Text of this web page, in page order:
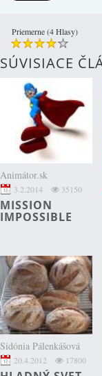
Priemerne (4 Hlasy)
SÚVISIACE
Animátor.sk
3.2.2014 35150
MISSION
IMPOSSIBLE
Sidónia Pálenkášová
20.4.2012 17800